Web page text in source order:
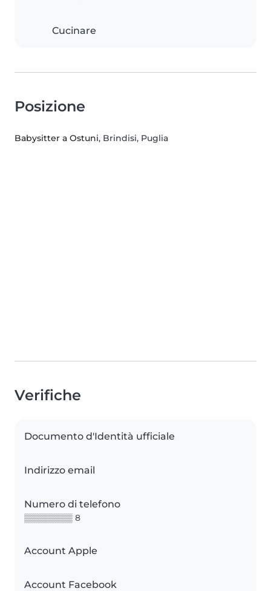
Cucinare
Posizione
Babysitter a Ostuni, Brindisi, Puglia
Verifiche
Documento d'Identità ufficiale
Indirizzo email
Numero di telefono
▒▒▒▒▒▒▒▒ 8
Account Apple
Account Facebook